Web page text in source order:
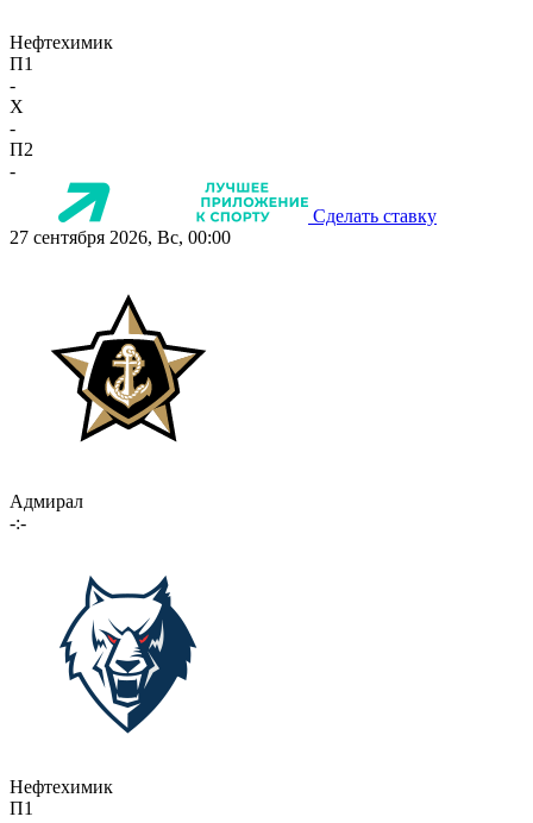
Нефтехимик
П1
-
X
-
П2
-
Сделать ставку
27 сентября 2026, Вс, 00:00
Адмирал
-:-
Нефтехимик
П1